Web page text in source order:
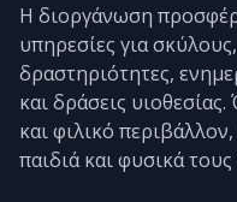
Η διοργάνωση
υπηρεσίες για
δραστηριότητες,
και δράσεις
και φιλικό περιβάλλον,
παιδιά και φυσικά